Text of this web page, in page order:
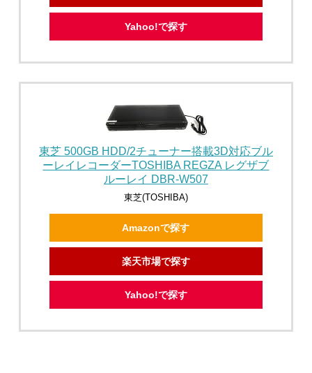
Yahoo!で探す
東芝 500GB HDD/2チューナー搭載3D対応ブル
ーレイレコーダーTOSHIBA REGZA レグザブ
ルーレイ DBR-W507
東芝(TOSHIBA)
Amazonで探す
楽天市場で探す
Yahoo!で探す